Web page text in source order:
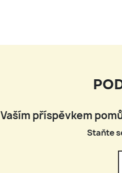
Vaším příspěvkem
Staňte